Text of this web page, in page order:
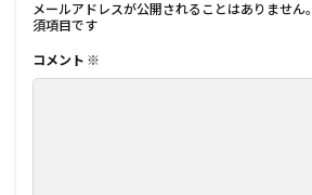
メールアドレスが公開されることはありません。
須項目です
コメント ※